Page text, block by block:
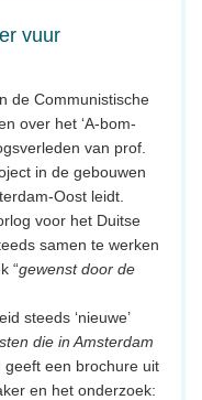
vuur
de Communistische
over het ‘A-bom-
van prof.
in de gebouwen
Oost leidt.
voor het Duitse
samen te werken
“gewenst door de
steeds ‘nieuwe’
die in Amsterdam
geeft een brochure uit
en het onderzoek: